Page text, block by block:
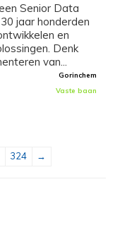
Senior Data
jaar honderden
en
Denk
van...
Gorinchem
Vaste baan
324 →